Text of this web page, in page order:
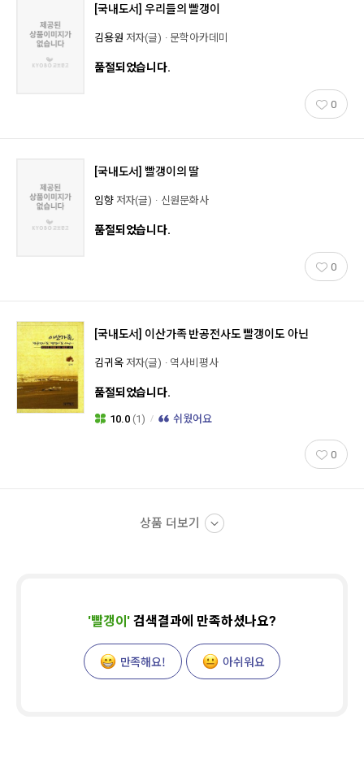
[국내도서] 우리들의 빨갱이
김용원 저자(글) 문학아카데미
품절되었습니다.
0
[국내도서] 빨갱이의 딸
임향 저자(글) 신원문화사
품절되었습니다.
0
[국내도서] 이산가족 반공전사도 빨갱이도 아닌
김귀옥 저자(글) 역사비평사
품절되었습니다.
10.0 (1) 쉬웠어요
0
상품 더보기
'빨갱이 ' 검색결과에 만족하셨나요?
만족해요! 아쉬워요